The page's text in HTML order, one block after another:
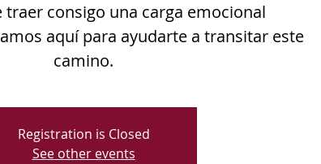
traer consigo una carga emocional
aquí para ayudarte a transitar este
camino.
Registration is Closed
See other events